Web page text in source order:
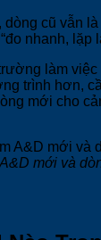
cũ vẫn
nhanh,
làm
trình hơn,
mới cho
mới và